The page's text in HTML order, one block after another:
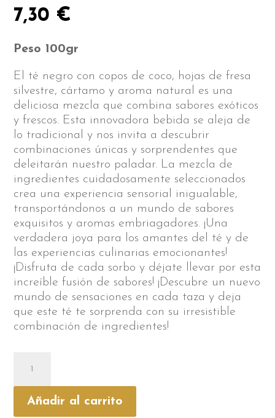
7,30 €
Peso 100gr
El té negro con copos de coco, hojas de fresa
silvestre, cártamo y aroma natural es una
deliciosa mezcla que combina sabores exóticos
y frescos. Esta innovadora bebida se aleja de
lo tradicional y nos invita a descubrir
combinaciones únicas y sorprendentes que
deleitarán nuestro paladar. La mezcla de
ingredientes cuidadosamente seleccionados
crea una experiencia sensorial inigualable,
transportándonos a un mundo de sabores
exquisitos y aromas embriagadores. ¡Una
verdadera joya para los amantes del té y de
las experiencias culinarias emocionantes!
¡Disfruta de cada sorbo y déjate llevar por esta
increíble fusión de sabores! ¡Descubre un nuevo
mundo de sensaciones en cada taza y deja
que este té te sorprenda con su irresistible
combinación de ingredientes!
Silvestres
cantidad
Añadir al carrito